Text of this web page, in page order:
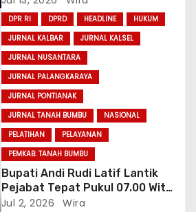
Laporan Keuangan Terbaik
Tahun Anggaran 2025
DPR RI DPRD HEADLINE
HUKUM
JURNAL KALBAR
JURNAL KALSEL
JURNAL NUSANTARA
JURNAL PALANGKARAYA
JURNAL PONTIANAK
JURNAL TANAH BUMBU
NASIONAL
PELATIHAN
PELAYANAN
PEMKAB. TANAH BUMBU
Bupati Andi Rudi Latif Lantik
Pejabat Tepat Pukul 07.00 Wita,
Ingatkfan Pentingnya Taat
Jul 2, 2026 Wira